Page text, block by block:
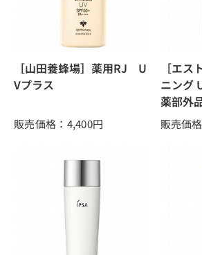
［山田養蜂場］薬用RJ U
Vプラス
販売価格：4,400円
［エ
ニング
薬部外
販売価